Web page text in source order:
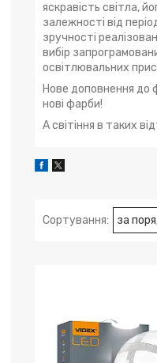
яскравість світла,
залежності від
зручності
вибір
освітлювальних
Нове доповнення до
нові фарби!
А світіння в таких